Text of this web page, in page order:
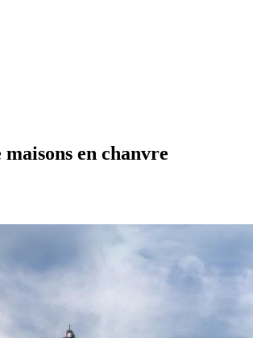
en chanvre